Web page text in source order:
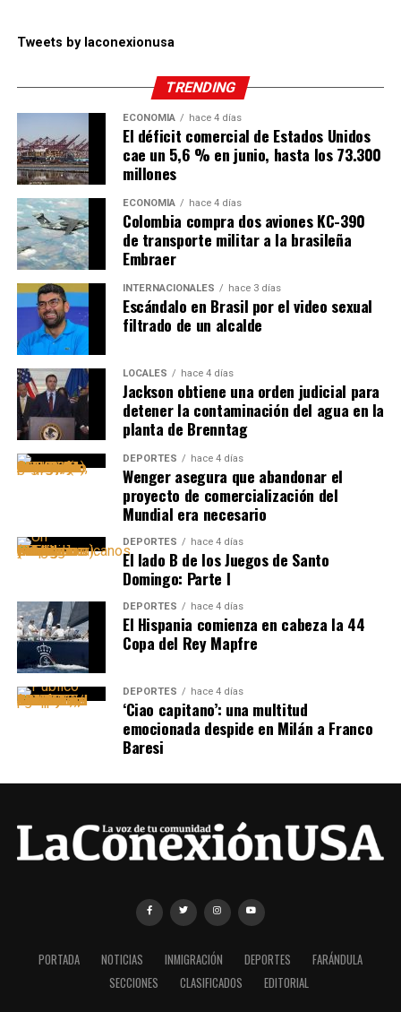
Tweets by laconexionusa
TRENDING
ECONOMÍA hace 4 días
El déficit comercial de Estados Unidos
cae un 5,6 % en junio, hasta los 73.300
millones
ECONOMÍA hace 4 días
Colombia compra dos aviones KC-390
de transporte militar a la brasileña
Embraer
INTERNACIONALES hace 3 días
Escándalo en Brasil por el video sexual
filtrado de un alcalde
LOCALES hace 4 días
Jackson obtiene una orden judicial para
detener la contaminación del agua en la
planta de Brenntag
DEPORTES hace 4 días
Wenger asegura que abandonar el
proyecto de comercialización del
Mundial era necesario
DEPORTES hace 4 días
El lado B de los Juegos de Santo
Domingo: Parte I
DEPORTES hace 4 días
El Hispania comienza en cabeza la 44
Copa del Rey Mapfre
DEPORTES hace 4 días
‘Ciao capitano’: una multitud
emocionada despide en Milán a Franco
Baresi
PORTADA NOTICIAS INMIGRACIÓN DEPORTES
FARÁNDULA
SECCIONES
CLASIFICADOS EDITORIAL